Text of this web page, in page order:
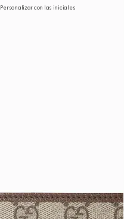
Personalizar con las iniciales